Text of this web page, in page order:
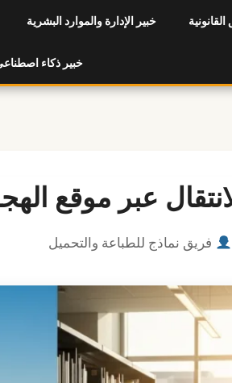
خبير الإدارة والموارد البشرية
خبير ذكاء
عبر موقع
فريق نماذج للطباعة والتحميل